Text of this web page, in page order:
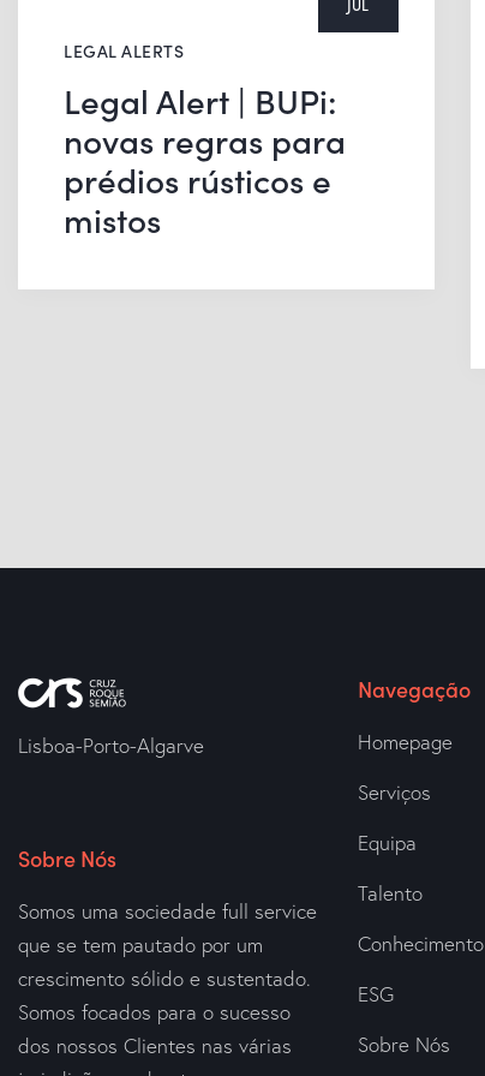
JUL
LEGAL ALERTS
Legal Alert | BUPi:
novas regras para
prédios rústicos e
mistos
Lisboa-Porto-Algarve
Sobre Nós
Somos uma sociedade full service
que se tem pautado por um
crescimento sólido e sustentado.
Somos focados para o sucesso
dos nossos Clientes nas várias
Navegação
Homepage
Serviços
Equipa
Talento
Conhecimento
ESG
Sobre Nós